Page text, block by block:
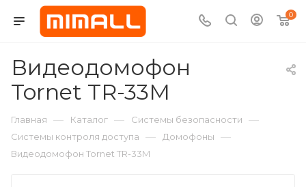
0
Видеодомофон
Tornet TR-33M
Главная — Каталог — Системы безопасности —
Системы контроля доступа — Домофоны —
Видеодомофон Tornet TR-33M